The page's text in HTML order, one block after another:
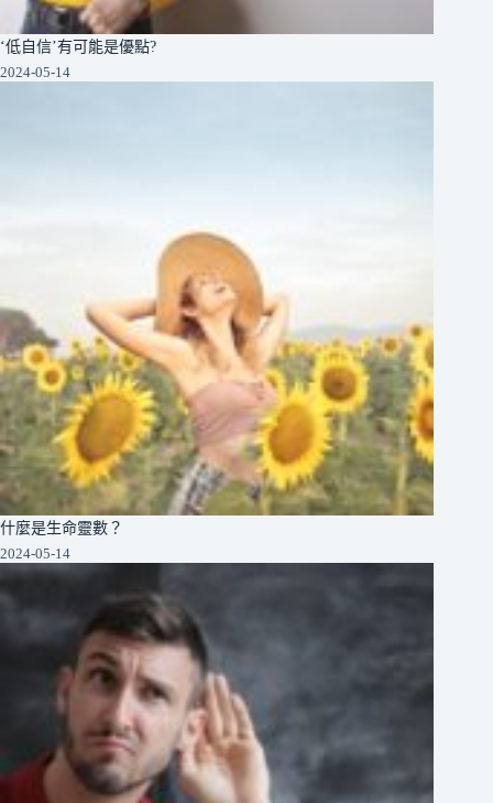
‘低自信’有可能是優點?
2024-05-14
什麼是生命靈數？
2024-05-14